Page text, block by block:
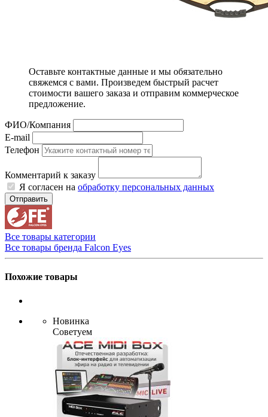
Оставьте контактные данные и мы обязательно
свяжемся с вами. Произведем быстрый расчет
стоимости вашего заказа и отправим коммерческое
предложение.
ФИО/Компания
E-mail
Телефон
Комментарий к заказу
Я согласен на обработку персональных данных
Отправить
Все товары категории
Все товары бренда Falcon Eyes
Похожие товары
Новинка
Советуем